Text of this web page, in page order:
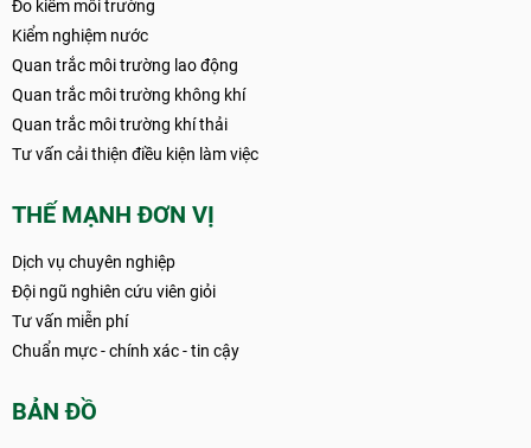
Đo kiểm môi trường
Kiểm nghiệm nước
Quan trắc môi trường lao động
Quan trắc môi trường không khí
Quan trắc môi trường khí thải
Tư vấn cải thiện điều kiện làm việc
THẾ MẠNH ĐƠN VỊ
Dịch vụ chuyên nghiệp
Đội ngũ nghiên cứu viên giỏi
Tư vấn miễn phí
Chuẩn mực - chính xác - tin cậy
BẢN ĐỒ